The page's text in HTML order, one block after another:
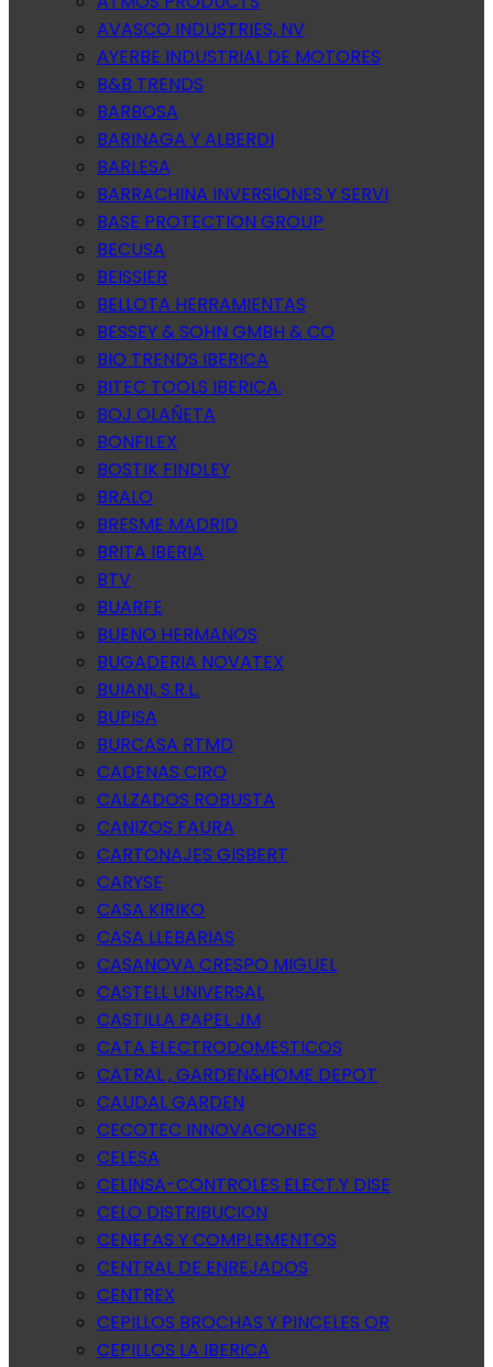
AVASCO INDUSTRIES, NV
AYERBE INDUSTRIAL DE MOTORES
B&B TRENDS
BARBOSA
BARINAGA Y ALBERDI
BARLESA
BARRACHINA INVERSIONES Y SERVI
BASE PROTECTION GROUP
BECUSA
BEISSIER
BELLOTA HERRAMIENTAS
BESSEY & SOHN GMBH & CO
BIO TRENDS IBERICA
BITEC TOOLS IBERICA.
BOJ OLAÑETA
BONFILEX
BOSTIK FINDLEY
BRALO
BRESME MADRID
BRITA IBERIA
BTV
BUARFE
BUENO HERMANOS
BUGADERIA NOVATEX
BUIANI, S.R.L.
BUPISA
BURCASA RTMD
CADENAS CIRO
CALZADOS ROBUSTA
CANIZOS FAURA
CARTONAJES GISBERT
CARYSE
CASA KIRIKO
CASA LLEBARIAS
CASANOVA CRESPO MIGUEL
CASTELL UNIVERSAL
CASTILLA PAPEL JM
CATA ELECTRODOMESTICOS
CATRAL , GARDEN&HOME DEPOT
CAUDAL GARDEN
CECOTEC INNOVACIONES
CELESA
CELINSA-CONTROLES ELECT.Y DISE
CELO DISTRIBUCION
CENEFAS Y COMPLEMENTOS
CENTRAL DE ENREJADOS
CENTREX
CEPILLOS BROCHAS Y PINCELES OR
CEPILLOS LA IBERICA